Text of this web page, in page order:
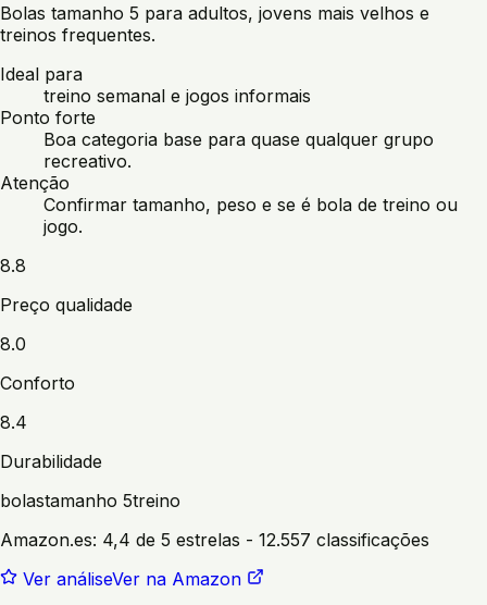
Bolas tamanho 5 para adultos, jovens mais velhos e
treinos frequentes.
Ideal para
treino semanal e jogos informais
Ponto forte
Boa categoria base para quase qualquer grupo
recreativo.
Atenção
Confirmar tamanho, peso e se é bola de treino ou
jogo.
8.8
Preço qualidade
8.0
Conforto
8.4
Durabilidade
bolastamanho 5treino
Amazon.es: 4,4 de 5 estrelas - 12.557 classificações
Ver análiseVer na Amazon